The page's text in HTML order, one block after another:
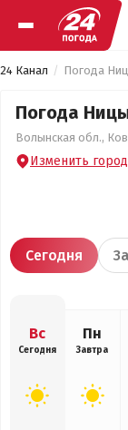
24 Канал Погода
Погода
Волынская обл.,
Изменить город
Сегодня
Вс
Сегодня
Пн
Завтра